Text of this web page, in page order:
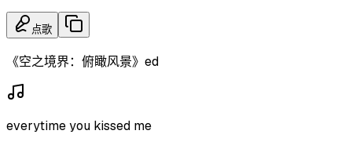
点歌
《空之境界：俯瞰风景》ed
everytime you kissed me